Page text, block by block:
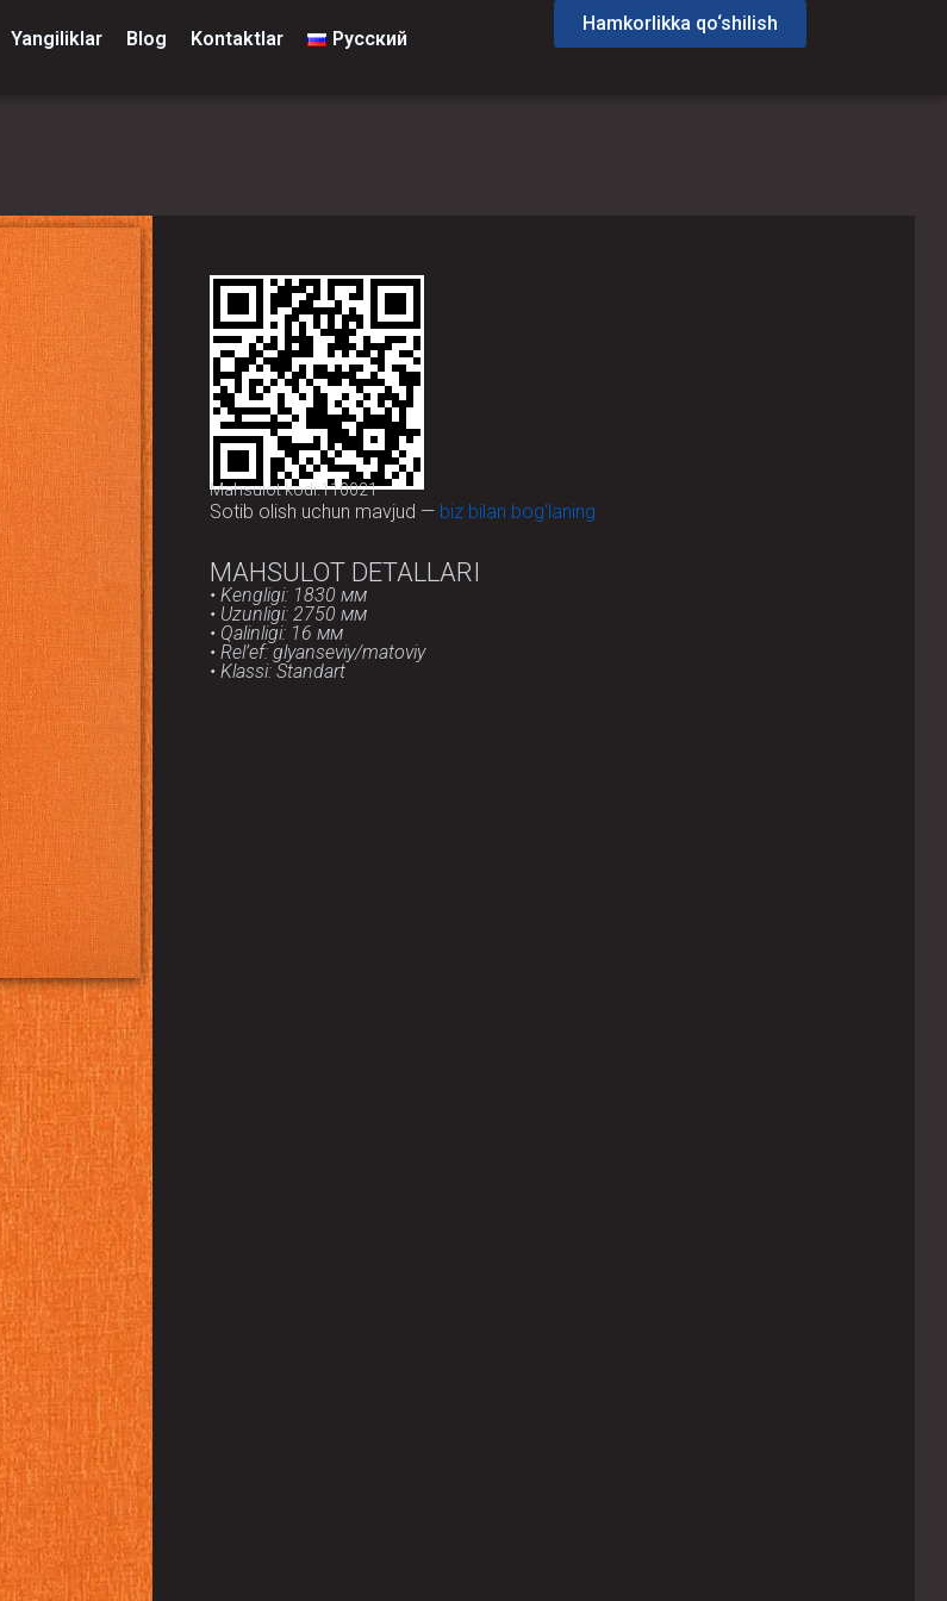
Yangiliklar Blog Kontaktlar Русский
Hamkorlikka qo‘shilish
Mahsulot kodi:110021
Sotib olish uchun mavjud — biz bilan bog‘laning
MAHSULOT DETALLARI
• Kengligi: 1830 мм
• Uzunligi: 2750 мм
• Qalinligi: 16 мм
• Rel’ef: glyanseviy/matoviy
• Klassi: Standart